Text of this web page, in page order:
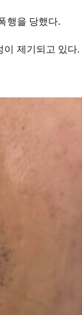
행을 당했다.
이 제기되고 있다.